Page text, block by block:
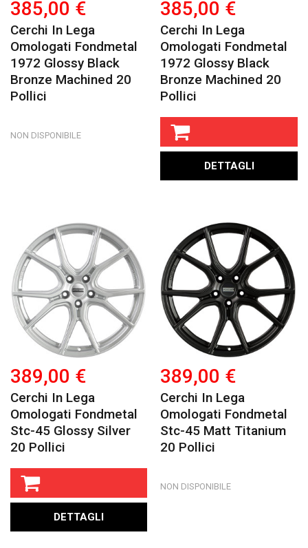
385,00 €
Cerchi In Lega
Omologati Fondmetal
1972 Glossy Black
Bronze Machined 20
Pollici
NON DISPONIBILE
385,00 €
Cerchi In Lega
Omologati Fondmetal
1972 Glossy Black
Bronze Machined 20
Pollici
DETTAGLI
389,00 €
Cerchi In Lega
Omologati Fondmetal
Stc-45 Glossy Silver
20 Pollici
DETTAGLI
389,00 €
Cerchi In Lega
Omologati Fondmetal
Stc-45 Matt Titanium
20 Pollici
NON DISPONIBILE